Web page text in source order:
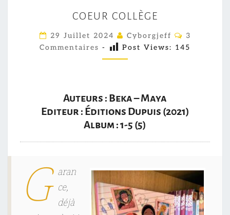
O
E
R
L
L
È
G
COEUR COLLÈGE
29 Juillet 2024 Cyborgjeff
C
M
R
E
3
Commentaires - Post Views: 145
Auteurs : Beka – Maya
Editeur : Éditions Dupuis (2021)
Album : 1-5 (5)
G aran
ce,
déjà